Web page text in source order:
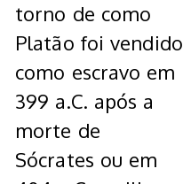
torno de como
Platão foi vendido
como escravo em
399 a.C. após a
morte de
Sócrates ou em